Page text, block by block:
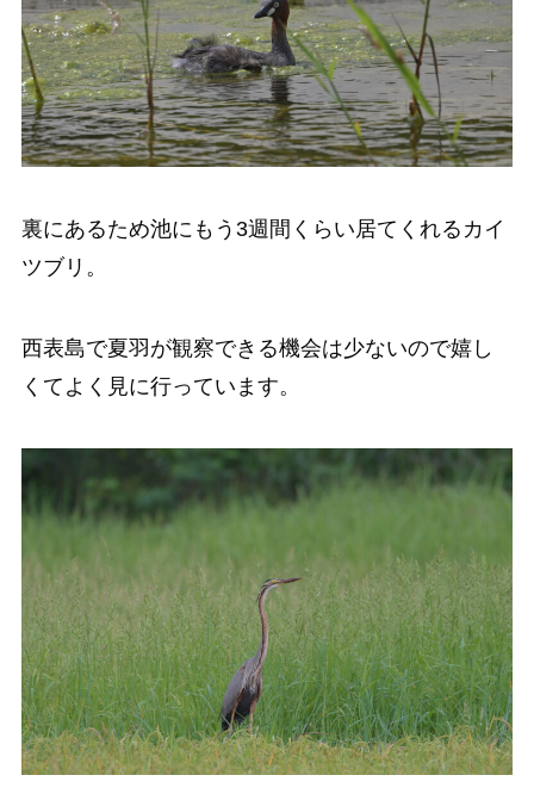
裏にあるため池にもう3週間くらい居てくれるカイ
ツブリ。
西表島で夏羽が観察できる機会は少ないので嬉し
くてよく見に行っています。